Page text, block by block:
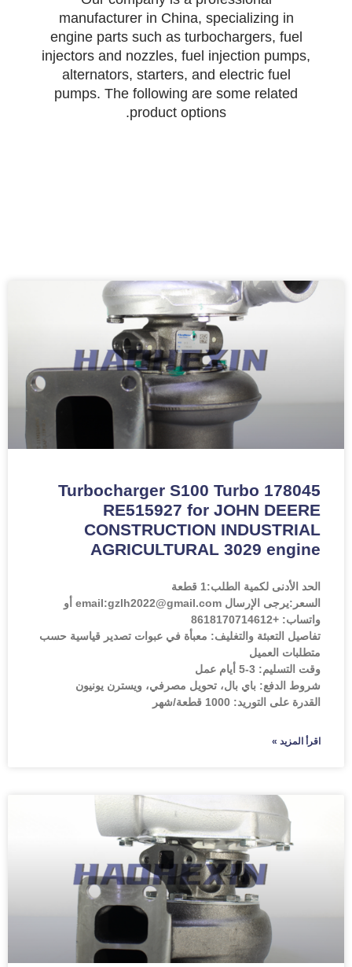
manufacturer in China, specializing in
engine parts such as turbochargers, fuel
injectors and nozzles, fuel injection pumps,
alternators, starters, and electric fuel
pumps. The following are some related
product options.
Turbocharger S100 Turbo 178045
RE515927 for JOHN DEERE
CONSTRUCTION INDUSTRIAL
AGRICULTURAL 3029 engine
الحد الأدنى لكمية الطلب:1 قطعة
السعر:
يرجى الإرسال email:gzlh2022@gmail.com أو
واتساب: +8618170714612
تفاصيل التعبئة والتغليف: معبأة في عبوات تصدير قياسية حسب
متطلبات العميل
وقت التسليم: 3-5 أيام عمل
شروط الدفع: باي بال، تحويل مصرفي، ويسترن يونيون
القدرة على التوريد: 1000 قطعة/شهر
اقرأ المزيد »